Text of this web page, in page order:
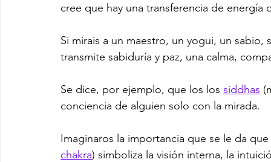
cree que hay una transferencia de energía
Si mirais a un maestro, un yogui, un
transmite sabiduría y paz, una calma,
Se dice, por ejemplo, que los los siddhas
conciencia de alguien solo con la mirada.
Imaginaros la importancia que se le da
chakra) simboliza la visión interna, la